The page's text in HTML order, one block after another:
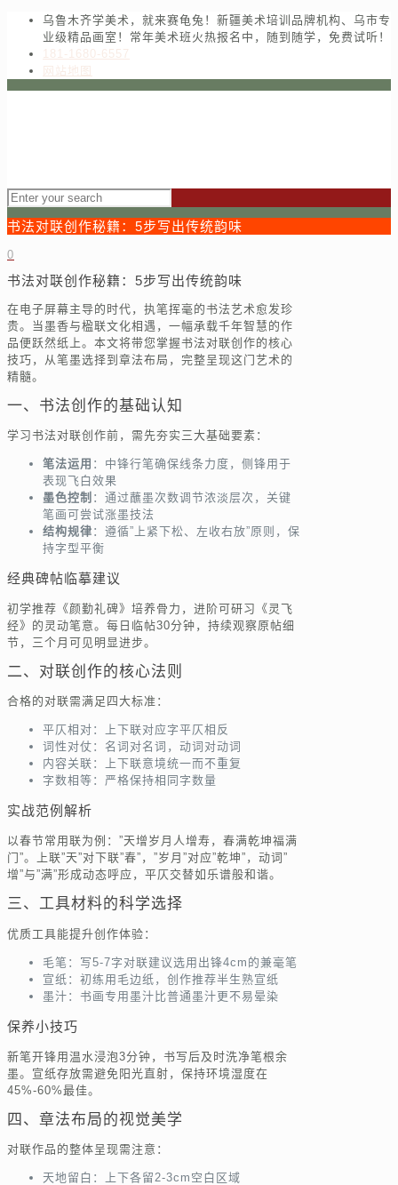
乌鲁木齐学美术，就来赛龟兔！新疆美术培训品牌机构、乌市专
业级精品画室！常年美术班火热报名中，随到随学，免费试听！
181-1680-6557
网站地图
书法对联创作秘籍：5步写出传统韵味
0
书法对联创作秘籍：5步写出传统韵味
在电子屏幕主导的时代，执笔挥毫的书法艺术愈发珍
贵。当墨香与楹联文化相遇，一幅承载千年智慧的作
品便跃然纸上。本文将带您掌握书法对联创作的核心
技巧，从笔墨选择到章法布局，完整呈现这门艺术的
精髓。
一、书法创作的基础认知
学习书法对联创作前，需先夯实三大基础要素：
笔法运用 ：中锋行笔确保线条力度，侧锋用于
表现飞白效果
墨色控制 ：通过蘸墨次数调节浓淡层次，关键
笔画可尝试涨墨技法
结构规律 ：遵循”上紧下松、左收右放”原则，保
持字型平衡
经典碑帖临摹建议
初学推荐《颜勤礼碑》培养骨力，进阶可研习《灵飞
经》的灵动笔意。每日临帖30分钟，持续观察原帖细
节，三个月可见明显进步。
二、对联创作的核心法则
合格的对联需满足四大标准：
平仄相对：上下联对应字平仄相反
词性对仗：名词对名词，动词对动词
内容关联：上下联意境统一而不重复
字数相等：严格保持相同字数量
实战范例解析
以春节常用联为例：”天增岁月人增寿，春满乾坤福满
门”。上联”天”对下联”春”，”岁月”对应”乾坤”，动词”
增”与”满”形成动态呼应，平仄交替如乐谱般和谐。
三、工具材料的科学选择
优质工具能提升创作体验：
毛笔：写5-7字对联建议选用出锋4cm的兼毫笔
宣纸：初练用毛边纸，创作推荐半生熟宣纸
墨汁：书画专用墨汁比普通墨汁更不易晕染
保养小技巧
新笔开锋用温水浸泡3分钟，书写后及时洗净笔根余
墨。宣纸存放需避免阳光直射，保持环境湿度在
45%-60%最佳。
四、章法布局的视觉美学
对联作品的整体呈现需注意：
天地留白：上下各留2-3cm空白区域